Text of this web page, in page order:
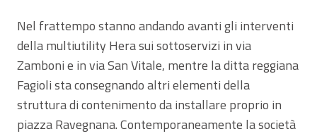
Nel frattempo stanno andando avanti gli interventi
della multiutility Hera sui sottoservizi in via
Zamboni e in via San Vitale, mentre la ditta reggiana
Fagioli sta consegnando altri elementi della
struttura di contenimento da installare proprio in
piazza Ravegnana. Contemporaneamente la società